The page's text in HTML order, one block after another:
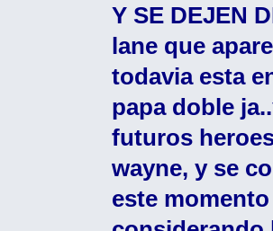
Y SE DEJEN
lane que
todavia esta
papa doble
futuros
wayne, y se
este